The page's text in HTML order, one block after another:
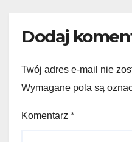
Dodaj
Twój adres e-mail nie
Wymagane pola są
Komentarz *